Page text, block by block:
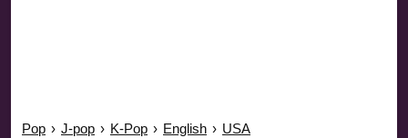
Pop › J-pop › K-Pop › English › USA